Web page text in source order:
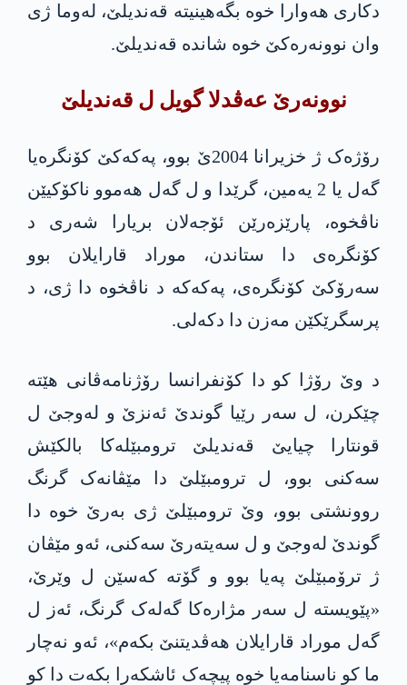
دکاری ھەوارا خوە بگەھینیتە قەندیلێ، لەوما ژی
وان نوونەرەکێ خوە شاندە قەندیلێ.
نوونەرێ عەڤدلا گویل ل قەندیلێ
رۆژەک ژ خزیرانا 2004ێ بوو، پەکەکێ کۆنگرەیا
گەل یا 2 یەمین، گرێدا و ل گەل ھەموو ناکۆکیێن
ناڤخوە، پارێزەرێن ئۆجەلان بریارا شەری د
کۆنگره‌ی دا ستاندن، موراد قارایلان بوو
سەرۆکێ کۆنگرەی، پەکەکە د ناڤخوە دا ژی، د
پرسگرێکێن مەزن دا دکەلی.
د وێ رۆژا کو دا کۆنفرانسا رۆژنامەڤانی ھێتە
چێکرن، ل سەر رێیا گوندێ ئەنزێ و لەوجێ ل
قونتارا چیایێ قەندیلێ ترومبێلەکا بالکێش
سەکنی بوو، ل ترومبێلێ دا مێڤانەک گرنگ
روونشتی بوو، وێ ترومبێلێ ژی بەرێ خوە دا
گوندێ لەوجێ و ل سه‌یتەرێ سەکنی، ئەو مێڤان
ژ ترۆمبێلێ پەیا بوو و گۆتە کەسێن ل وێرێ،
«پێویستە ل سەر مژارەکا گەلەک گرنگ، ئەز ل
گەل موراد قارایلان ھەڤدیتنێ بکەم»، ئەو نەچار
ما کو ناسنامەیا خوە پیچەک ئاشکەرا بکەت دا کو